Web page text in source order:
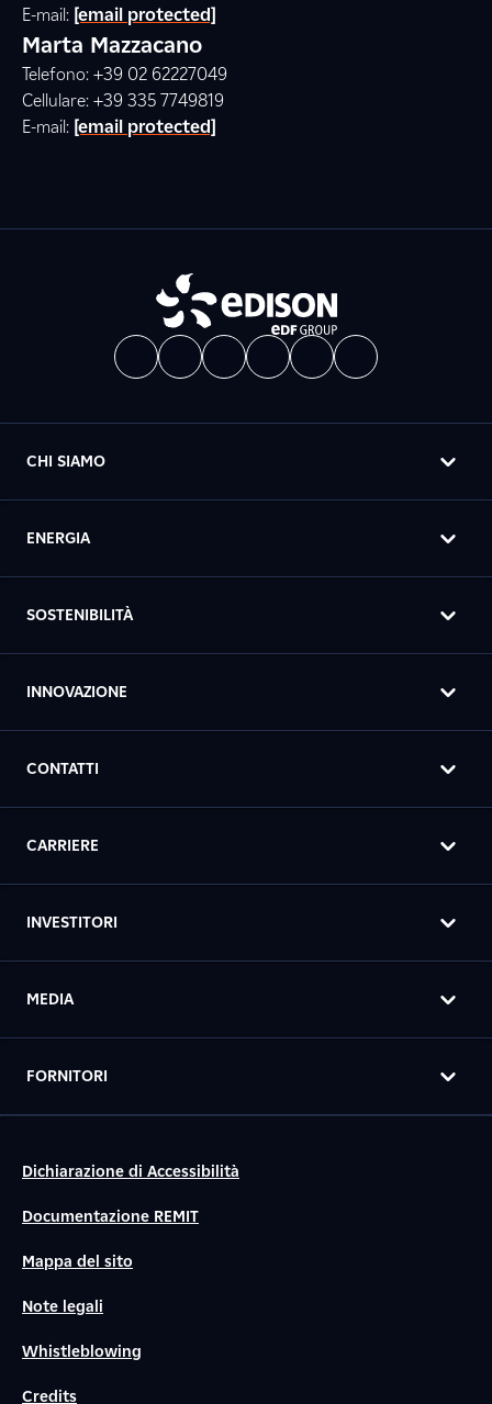
E-mail: [email protected]
Marta Mazzacano
Telefono: +39 02 62227049
Cellulare: +39 335 7749819
E-mail: [email protected]
CHI SIAMO
ENERGIA
SOSTENIBILITÀ
INNOVAZIONE
CONTATTI
CARRIERE
INVESTITORI
MEDIA
FORNITORI
Dichiarazione di Accessibilità
Documentazione REMIT
Mappa del sito
Note legali
Whistleblowing
Credits